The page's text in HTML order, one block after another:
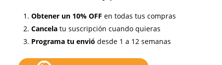
1. Obtener un 10% OFF en todas tus compras
2. Cancela tu suscripción cuando quieras
3. Programa tu envió desde 1 a 12 semanas